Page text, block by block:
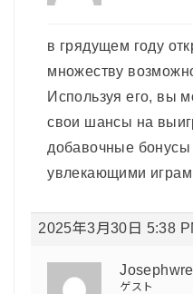
в грядущем году
множеству
Используя его, вы
свои шансы на
добавочные
увлекающими
2025年3月30日 5:38
ゲスト